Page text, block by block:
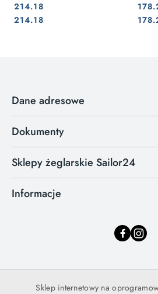
Cena:
214.18
Cena:
214.18
Dane adresowe
Dokumenty
Sklepy żeglarskie Sailor24
Informacje
Sklep internetowy na